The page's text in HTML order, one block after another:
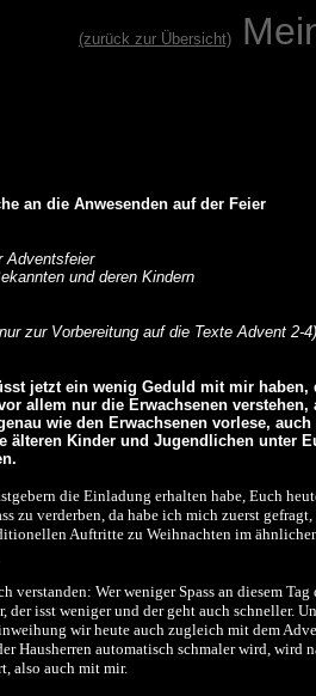
(zurück zur Übersicht)
an die Anwesenden auf der Feier
Adventsfeier
und deren Kindern
zur Vorbereitung auf die Texte Advent 2-4)
jetzt ein wenig Geduld mit mir haben,
allem nur die Erwachsenen
wie den Erwachsenen vorlese,
älteren Kinder und Jugendlichen unter
die Einladung erhalten habe, Euch
zu verderben, da habe ich mich zuerst
Auftritte zu Weihnachten im
verstanden: Wer weniger Spass an diesem
der isst weniger und der geht auch schneller.
wir heute auch zugleich mit dem
Hausherren automatisch schmaler wird, wird
also auch mit mir.